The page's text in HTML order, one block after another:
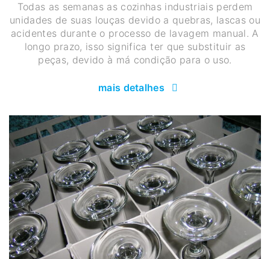
Todas as semanas as cozinhas industriais perdem
unidades de suas louças devido a quebras, lascas ou
acidentes durante o processo de lavagem manual. A
longo prazo, isso significa ter que substituir as
peças, devido à má condição para o uso.
mais detalhes